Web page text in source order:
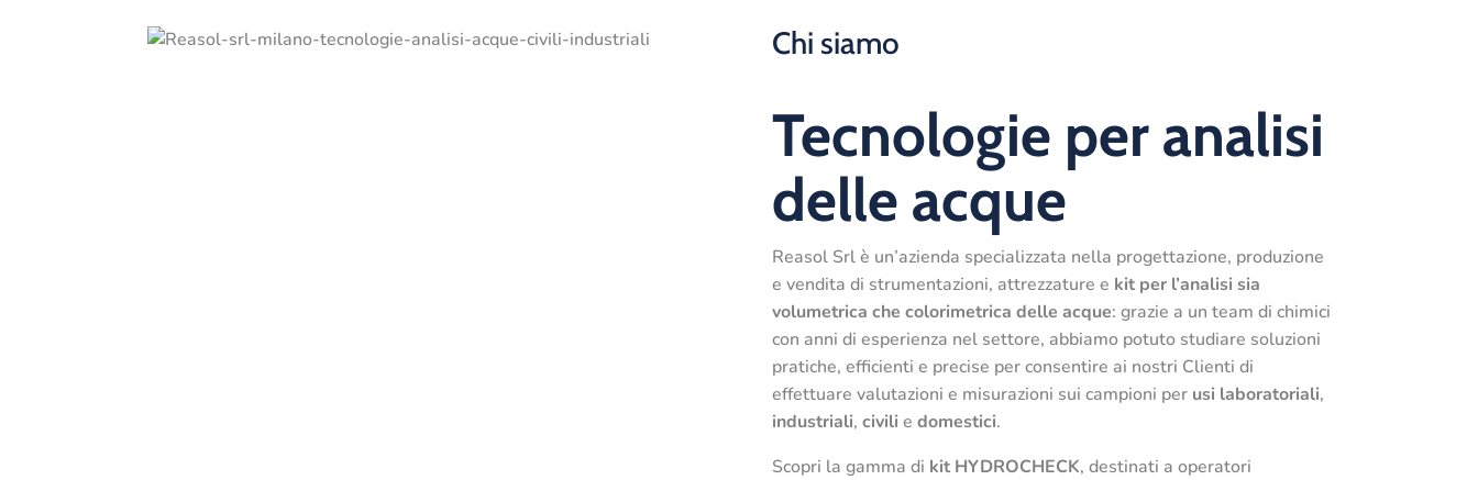
Chi siamo
Tecnologie per analisi
delle acque
Reasol Srl è un’azienda specializzata nella progettazione, produzione
e vendita di strumentazioni, attrezzature e kit per l’analisi sia
volumetrica che colorimetrica delle acque: grazie a un team di chimici
con anni di esperienza nel settore, abbiamo potuto studiare soluzioni
pratiche, efficienti e precise per consentire ai nostri Clienti di
effettuare valutazioni e misurazioni sui campioni per usi laboratoriali,
industriali, civili e domestici.
Scopri la gamma di kit HYDROCHECK, destinati a operatori